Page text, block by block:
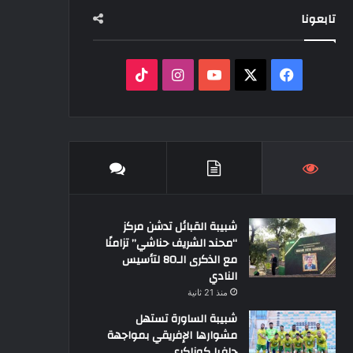
تابعونا
فيسبوك ‫YouTubeانستقرام
شبيبة القبائل تدشن مركز
“محند الشريف حناشي” تزامنًا
مع الذكرى الـ80 لتأسيس
النادي
منذ 21 ثانية
شبيبة الساورة تستهل
مشوارها الإفريقي بمواجهة